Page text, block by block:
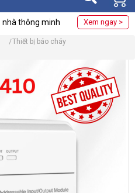
nhà thông minh Xem ngay >
Thiết bị báo cháy